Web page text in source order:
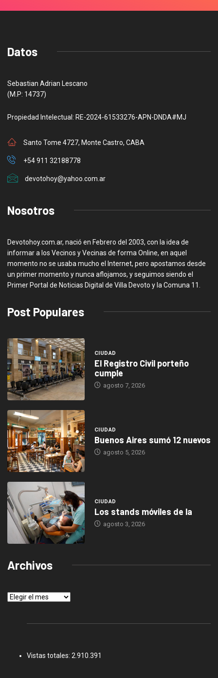
Datos
Sebastian Adrian Lescano
(M.P: 14737)
Propiedad Intelectual: RE-2024-61533276-APN-DNDA#MJ
Santo Tome 4727, Monte Castro, CABA
+54 911 32188778
devotohoy@yahoo.com.ar
Nosotros
Devotohoy.com.ar, nació en Febrero del 2003, con la idea de
informar a los Vecinos y Vecinas de forma Online, en aquel
momento no se usaba mucho el Internet, pero apostamos desde
un primer momento y nunca aflojamos, y seguimos siendo el
Primer Portal de Noticias Digital de Villa Devoto y la Comuna 11.
Post Populares
CIUDAD
El Registro Civil porteño
cumple
agosto 7, 2026
CIUDAD
Buenos Aires sumó 12 nuevos
agosto 5, 2026
CIUDAD
Los stands móviles de la
agosto 3, 2026
Archivos
Archivos
Vistas totales: 2.910.391